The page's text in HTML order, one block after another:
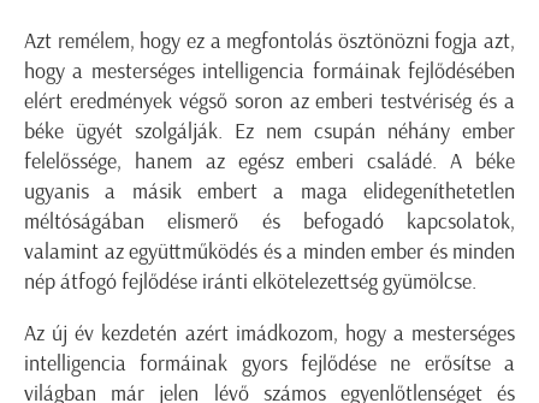
Azt remélem, hogy ez a megfontolás ösztönözni fogja azt,
hogy a mesterséges intelligencia formáinak fejlődésében
elért eredmények végső soron az emberi testvériség és a
béke ügyét szolgálják. Ez nem csupán néhány ember
felelőssége, hanem az egész emberi családé. A béke
ugyanis a másik embert a maga elidegeníthetetlen
méltóságában elismerő és befogadó kapcsolatok,
valamint az együttműködés és a minden ember és minden
nép átfogó fejlődése iránti elkötelezettség gyümölcse.
Az új év kezdetén azért imádkozom, hogy a mesterséges
intelligencia formáinak gyors fejlődése ne erősítse a
világban már jelen lévő számos egyenlőtlenséget és